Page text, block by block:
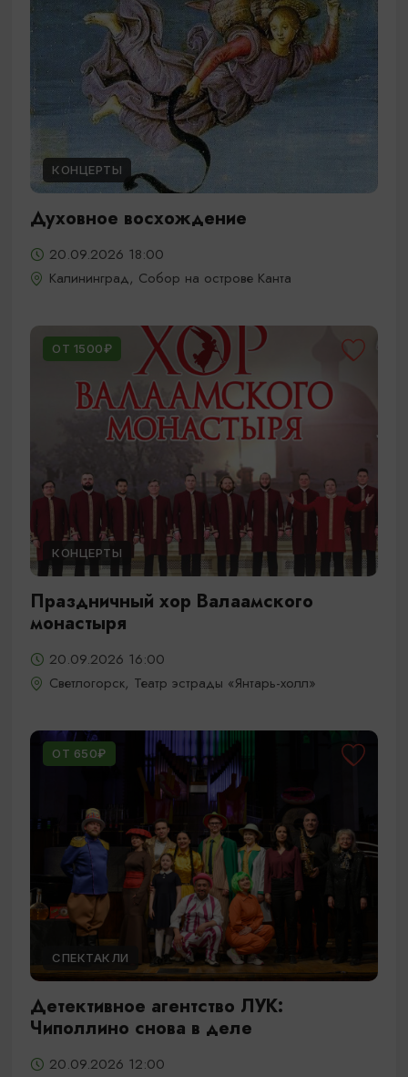
КОНЦЕРТЫ
Духовное восхождение
20.09.2026 18:00
Калининград, Собор на острове Канта
ОТ 1500₽
КОНЦЕРТЫ
Праздничный хор Валаамского
монастыря
20.09.2026 16:00
Светлогорск, Театр эстрады «Янтарь-холл»
ОТ 650₽
СПЕКТАКЛИ
Детективное агентство ЛУК:
Чиполлино снова в деле
20.09.2026 12:00